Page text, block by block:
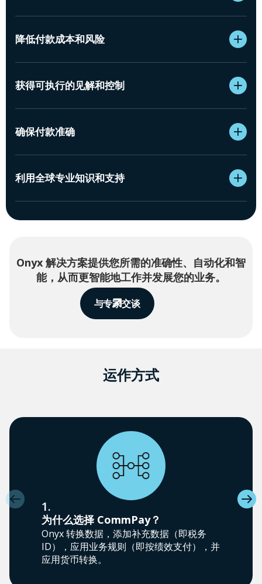
降低付款成本和风险
获得可执行的见解和控制
确保付款准确
利用全球专业知识和支持
Onyx 解决方案提供您所需的准确性、自动化和智
能，从而更智能地工作并发展您的业务。
与专家交谈
运作方式
1.
为什么选择 CommPay？
Onyx 转换数据，添加补充数据（即税务
ID），应用业务规则（即按绩效支付），并
应用货币转换。